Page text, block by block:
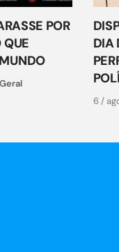
POR
Geral
DIA
6 /